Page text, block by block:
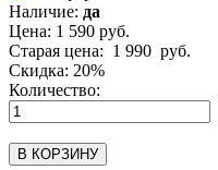
Наличие: да
Цена: 1 590 руб.
Старая цена: 1 990 руб.
Скидка: 20%
Количество:
В КОРЗИНУ